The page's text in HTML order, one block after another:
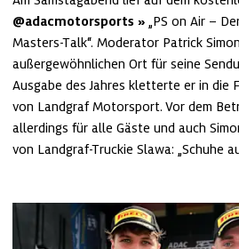
@adacmotorsports
„PS on Air –
Masters-Talk“. Moderator Patrick
außergewöhnlichen Ort für seine
Ausgabe des Jahres kletterte er in die
von Landgraf Motorsport. Vor dem
allerdings für alle Gäste und auch
von Landgraf-Truckie Slawa: „Schuhe